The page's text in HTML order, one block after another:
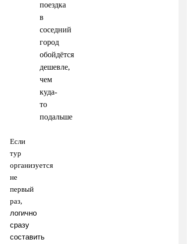
поездка
в
соседний
город
обойдётся
дешевле,
чем
куда-
то
подальше
Если
тур
организуется
не
первый
раз,
логично
сразу
составить